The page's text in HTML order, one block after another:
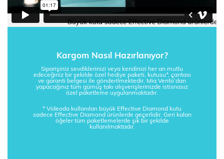
Kargom Nasıl Hazırlanıyor?
Siparişiniz sevdiklerinizi veya kendinizi her an mutlu
edeceğiniz bir şekilde özel hediye paketi, kutusu*, çantası
ve garanti belgesi ile gönderilmektedir. Mia Vento’dan
yapacağınız tüm gümüş takı alışverişlerinizde istisnasız
özel paketleme uygulanmaktadır.
* Videoda kullanılan büyük Effective Diamond kutu
sadece Effective Diamond ürünlerde geçerlidir. Geri kalan
öğeler tüm paketlemelerde şık bir şekilde
kullanılmaktadır.